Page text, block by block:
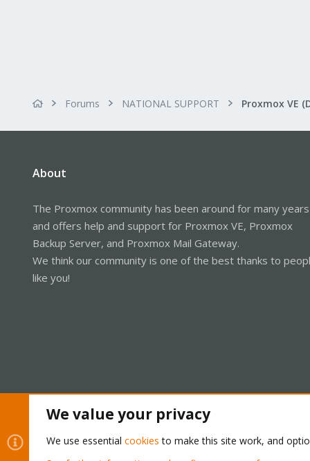
Forums NATIONAL SUPPORT Proxmox VE
About
The Proxmox community has been around for many years
and offers help and support for Proxmox VE, Proxmox
Backup Server, and Proxmox Mail Gateway.
We think our community is one of the best thanks to
like you!
We value your privacy
We use essential cookies to make this site work, and